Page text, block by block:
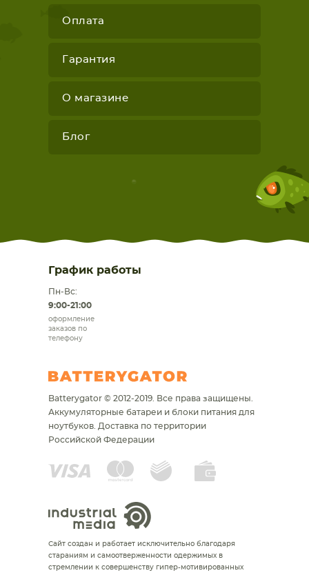
Оплата
Гарантия
О магазине
Блог
График работы
Пн-Вс:
9:00-21:00
оформление
заказов по
телефону
Batterygator © 2012-2019. Все права защищены.
Аккумуляторные батареи и блоки питания для
ноутбуков. Доставка по территории
Российской Федерации
Сайт создан и работает исключительно благодаря
стараниям и самоотверженности одержимых в
стремлении к совершенству гипер-мотивированных